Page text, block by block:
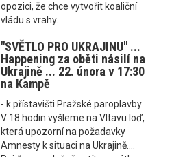
opozici, že chce vytvořit koaliční
vládu s vrahy.
"SVĚTLO PRO UKRAJINU" ...
Happening za oběti násilí na
Ukrajině ... 22. února v 17:30
na Kampě
- k přístavišti Pražské paroplavby ...
V 18 hodin vyšleme na Vltavu loď,
která upozorní na požadavky
Amnesty k situaci na Ukrajině....